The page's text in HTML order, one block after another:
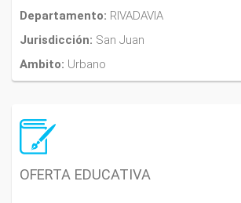
Departamento: RIVADAVIA
Jurisdicción: San Juan
Ambito: Urbano
OFERTA EDUCATIVA